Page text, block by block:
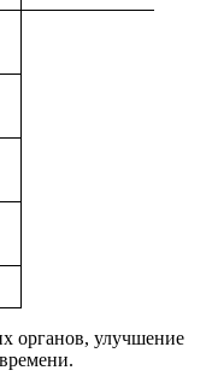
органов, улучшение